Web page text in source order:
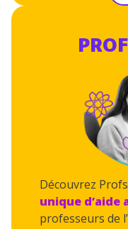
Découvrez
unique d’aide
professeurs de